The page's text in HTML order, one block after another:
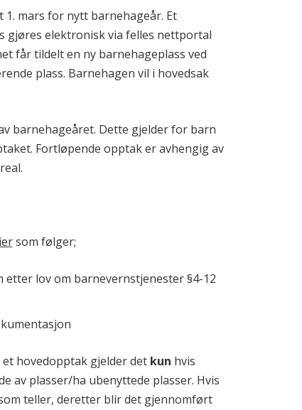
mars for nytt barnehageår. Et
gjøres elektronisk via felles nettportal
får tildelt en ny barnehageplass ved
plass. Barnehagen vil i hovedsak
barnehageåret. Dette gjelder for barn
Fortløpende opptak er avhengig av
som følger;
lov om barnevernstjenester §4-12
et hovedopptak gjelder det kun hvis
av plasser/ha ubenyttede plasser. Hvis
teller, deretter blir det gjennomført